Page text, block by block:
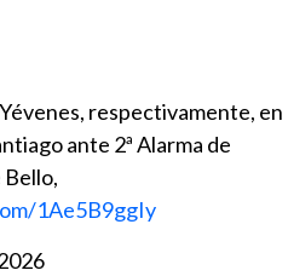
respectivamente, en
ante 2ª Alarma de
Bello,
1Ae5B9ggIy